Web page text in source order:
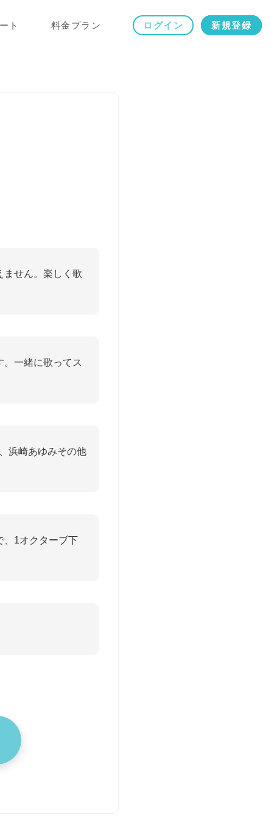
ト 料金プラン ログイン 新規登録
ません。楽しく歌
一緒に歌ってス
浜崎あゆみその他
、1オクターブ下